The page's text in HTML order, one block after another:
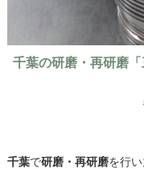
千葉の研磨・再研磨
千葉で研磨・再研磨を行